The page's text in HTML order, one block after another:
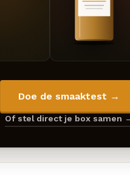
Doe de smaaktest →
Of stel direct je box samen